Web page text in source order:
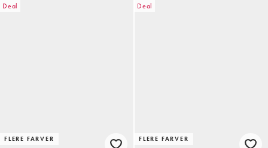
Deal
FLERE FARVER
Deal
FLERE FARVER